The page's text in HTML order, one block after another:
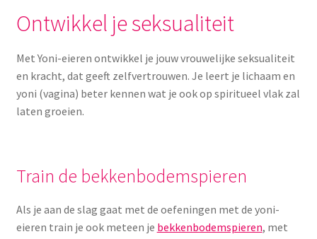
Wasbare zoogcompressen
Oefenbroekjes – zindelijkheidstraining
Yoni eggs
Ontwikkel je seksualiteit
Met Yoni-eieren ontwikkel je jouw vrouwelijke seksualiteit
en kracht, dat geeft zelfvertrouwen. Je leert je lichaam en
yoni (vagina) beter kennen wat je ook op spiritueel vlak zal
laten groeien.
Train de bekkenbodemspieren
Als je aan de slag gaat met de oefeningen met de yoni-
eieren train je ook meteen je bekkenbodemspieren, met